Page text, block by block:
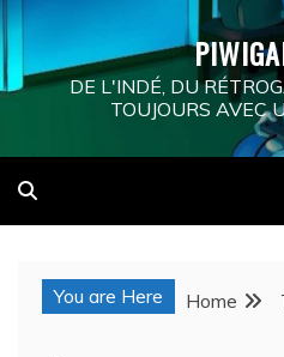
Skip
to
contentDE L'INDÉ, DU
TOUJOURS AVEC
You are Here Home